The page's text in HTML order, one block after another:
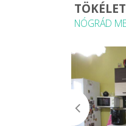
NÓGRÁD